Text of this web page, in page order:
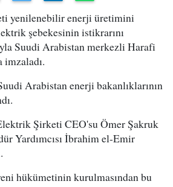
yenilenebilir enerji üretimini
şebekesinin istikrarını
Suudi Arabistan merkezli Harafi
Arabistan enerji bakanlıklarının
Şirketi CEO'su Ömer Şakruk
Yardımcısı İbrahim el-Emir
hükümetinin kurulmasından bu